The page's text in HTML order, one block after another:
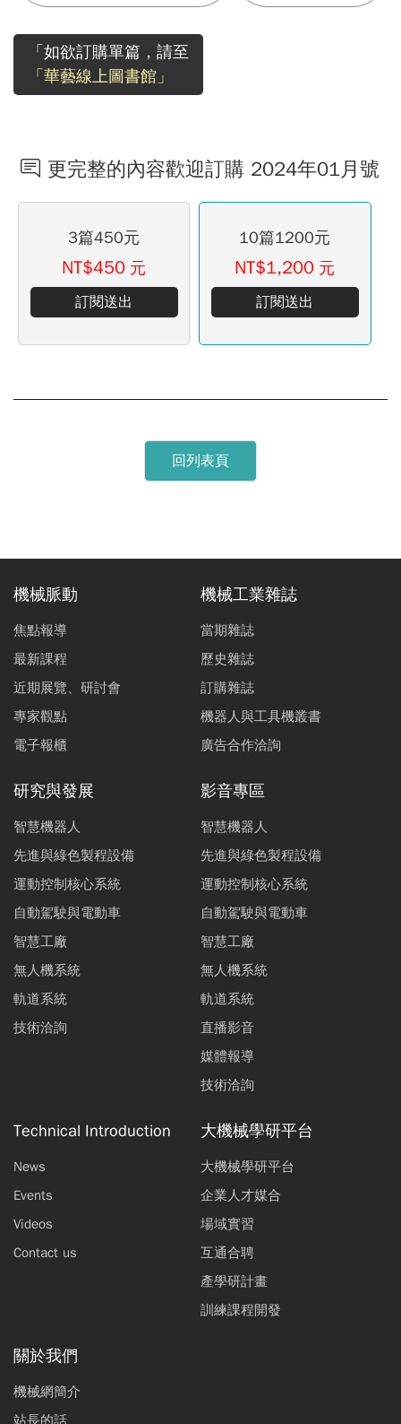
「如欲訂購單篇，請至
「華藝線上圖書館」
更完整的內容歡迎訂購 2024年01月號
3篇450元
NT$450 元
訂閱送出
10篇1200元
NT$1,200 元
訂閱送出
回列表頁
機械脈動
焦點報導
最新課程
近期展覽、研討會
專家觀點
電子報櫃
機械工業雜誌
當期雜誌
歷史雜誌
訂購雜誌
機器人與工具機叢書
廣告合作洽詢
研究與發展
智慧機器人
先進與綠色製程設備
運動控制核心系統
自動駕駛與電動車
智慧工廠
無人機系統
軌道系統
技術洽詢
影音專區
智慧機器人
先進與綠色製程設備
運動控制核心系統
自動駕駛與電動車
智慧工廠
無人機系統
軌道系統
直播影音
媒體報導
技術洽詢
Technical Introduction
News
Events
Videos
Contact us
大機械學研平台
大機械學研平台
企業人才媒合
場域實習
互通合聘
產學研計畫
訓練課程開發
關於我們
機械網簡介
站長的話